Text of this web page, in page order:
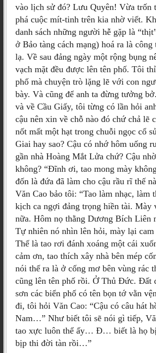
vào lịch sử đó? Lưu Quyên! Vừa trốn
phá cuộc mít-tinh trên kia nhờ viết.
danh sách những người hễ gặp là
ở Bảo tàng cách mạng) hoá ra là
lạ. Về sau đảng ngày một rộng bụng
vạch mặt đều được lên tên phố. Tôi
phố mà chuyện trò lặng lẽ với con
bày. Và cũng để anh ta đừng tưởng
và về Cầu Giấy, tôi từng có lần hỏi
cậu nên xin về chỗ nào đó chứ chả
nốt mất một hạt trong chuỗi ngọc cổ
Giai hay sao? Cậu có nhớ hôm uống
gần nhà Hoàng Mắt Lửa chứ? Cậu
không? “Đĩnh ơi, tao mong mày
đốn là đứa đã làm cho cậu rầu rĩ thế
Văn Cao bảo tôi: “Tao làm nhạc, làm
kịch ca ngợi đảng trọng hiền tài. Mày
nữa. Hôm nọ thằng Dương Bích
Tự nhiên nó nhìn lên hỏi, mày lại
Thế là tao rơi đánh xoáng một cái
cảm ơn, tao thích xây nhà bên mép
nói thế ra là ở cống mơ bên vùng rác
cũng lên tên phố rồi. Ở Thủ Đức. Đất
sơn các biển phố có tên bọn tớ vằn
đi, tôi hỏi Văn Cao: “Cậu có câu hát
Nam…” Như biết tôi sẽ nói gì tiếp,
tao xực luôn thể ấy… Đ… biết là họ
bịp thi đời tàn rồi…”